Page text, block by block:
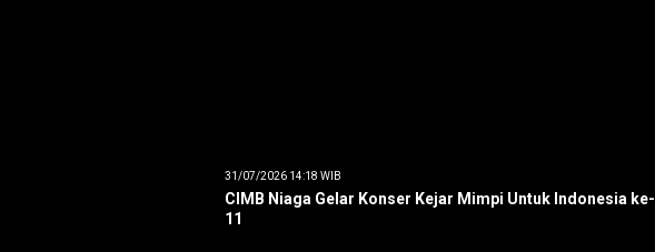
31/07/2026 14:18 WIB
CIMB Niaga Gelar Konser Kejar Mimpi Untuk Indonesia ke-
11